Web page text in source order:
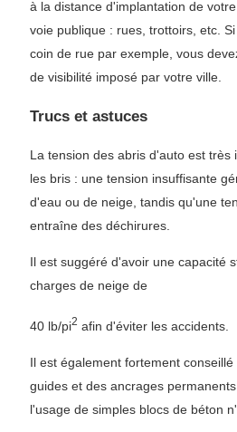
à la distance d'implantation de
voie publique : rues, trottoirs, etc.
coin de rue par exemple, vous
de visibilité imposé par votre ville.
Trucs et astuces
La tension des abris d'auto est très
les bris : une tension insuffisante
d'eau ou de neige, tandis qu'une
entraîne des déchirures.
Il est suggéré d'avoir une capacité
charges de neige de
40 lb/pi2 afin d'éviter les accidents.
Il est également fortement
guides et des ancrages
l'usage de simples blocs de béton